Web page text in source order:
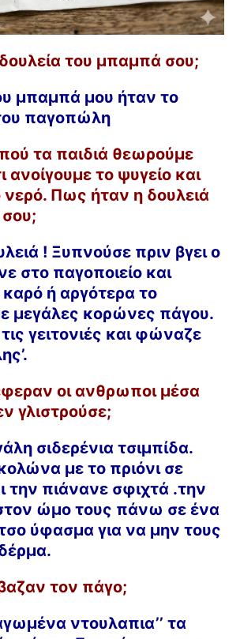
του μπαμπά σου;
μπαμπά μου ήταν το
παγοπώλη
τα παιδιά θεωρούμε
ανοίγουμε το ψυγείο και
νερό. Πως ήταν η δουλειά
! Ξυπνούσε πριν βγει ο
στο παγοποιείο και
ή αργότερα το
μεγάλες κορώνες πάγου.
γειτονιές και φώναζε
οι ανθρωποι μέσα
γλιστρούσε;
σιδερένια τσιμπίδα.
με το πριόνι σε
την πιάνανε σφιχτά .την
ώμο τους πάνω σε ένα
ύφασμα για να μην τους
τον πάγο;
ντουλαπια’’ τα